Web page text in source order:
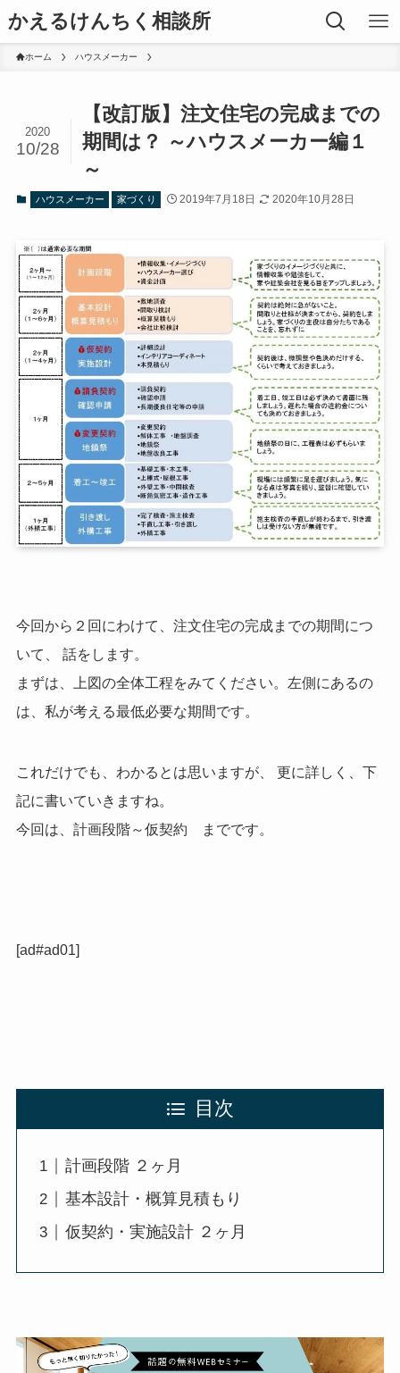
かえるけんちく相談所
ホーム ハウスメーカー
【改訂版】注文住宅の完成までの
期間は？ ～ハウスメーカー編１
～
2020
10/28
ハウスメーカー 家づくり 2019年7月18日 2020年10月28日
今回から２回にわけて、注文住宅の完成までの期間につ
いて、 話をします。
まずは、上図の全体工程をみてください。左側にあるの
は、私が考える最低必要な期間です。
これだけでも、わかるとは思いますが、 更に詳しく、下
記に書いていきますね。
今回は、計画段階～仮契約 までです。
[ad#ad01]
目次
計画段階 ２ヶ月
基本設計・概算見積もり
仮契約・実施設計 ２ヶ月